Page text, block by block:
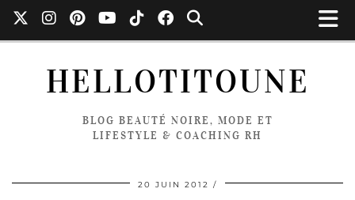
HELLOTITOUNE
BLOG BEAUTÉ NOIRE, MODE ET
LIFESTYLE & COACHING RH
20 JUIN 2012